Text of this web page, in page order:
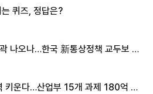
퀴즈, 정답은?
나오나…한국 新통상정책 교두보 활
키운다…산업부 15개 과제 180억 지